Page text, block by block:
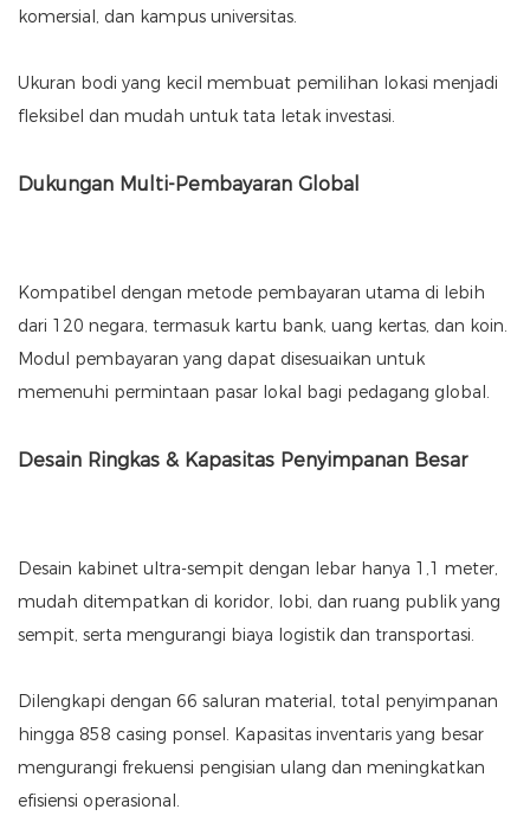
komersial, dan kampus universitas.
Ukuran bodi yang kecil membuat pemilihan lokasi menjadi
fleksibel dan mudah untuk tata letak investasi.
Dukungan Multi-Pembayaran Global
Kompatibel dengan metode pembayaran utama di lebih
dari 120 negara, termasuk kartu bank, uang kertas, dan koin.
Modul pembayaran yang dapat disesuaikan untuk
memenuhi permintaan pasar lokal bagi pedagang global.
Desain Ringkas & Kapasitas Penyimpanan Besar
Desain kabinet ultra-sempit dengan lebar hanya 1,1 meter,
mudah ditempatkan di koridor, lobi, dan ruang publik yang
sempit, serta mengurangi biaya logistik dan transportasi.
Dilengkapi dengan 66 saluran material, total penyimpanan
hingga 858 casing ponsel. Kapasitas inventaris yang besar
mengurangi frekuensi pengisian ulang dan meningkatkan
efisiensi operasional.